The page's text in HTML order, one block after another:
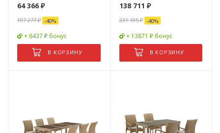
64 366 ₽
107 277₽ -40%
+ 6437 ₽ бонус
В КОРЗИНУ
138 711 ₽
231 185₽ -40%
+ 13871 ₽ бонус
В КОРЗИНУ